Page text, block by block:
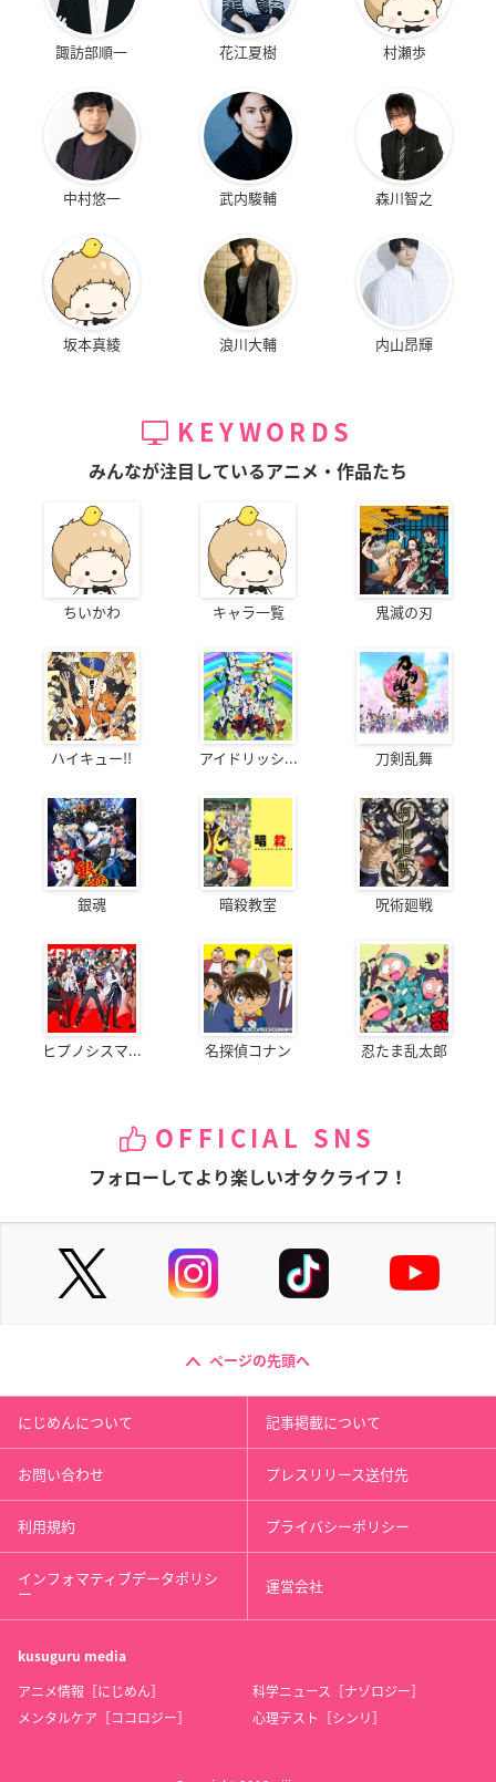
諏訪部順一 花江夏樹 村瀬歩
中村悠一 武内駿輔 森川智之
坂本真綾 浪川大輔 内山昂輝
KEYWORDS
みんなが注目しているアニメ・作品たち
ちいかわ キャラ一覧 鬼滅の刃
ハイキュー!! アイドリッシ... 刀剣乱舞
銀魂 暗殺教室 呪術廻戦
ヒプノシスマ... 名探偵コナン 忍たま乱太郎
OFFICIAL SNS
フォローしてより楽しいオタクライフ！
ページの先頭へ
にじめんについて 記事掲載について
お問い合わせ プレスリリース送付先
利用規約 プライバシーポリシー
インフォマティブデータポリシ
ー 運営会社
kusuguru media
アニメ情報［にじめん］
科学ニュース［ナゾロジー］
メンタルケア［ココロジー］
心理テスト［シンリ］